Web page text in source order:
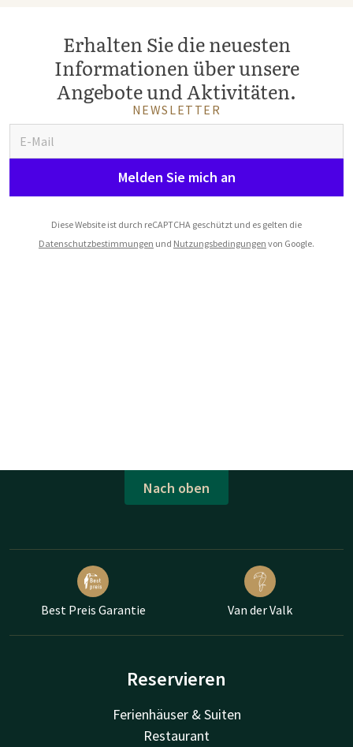
Erhalten Sie die neuesten
Informationen über unsere
Angebote und Aktivitäten.
NEWSLETTER
Melden Sie mich an
Diese Website ist durch reCAPTCHA geschützt und es gelten die
Datenschutzbestimmungen und Nutzungsbedingungen von Google.
Nach oben
Best Preis Garantie Van der Valk
Reservieren
Ferienhäuser & Suiten
Restaurant